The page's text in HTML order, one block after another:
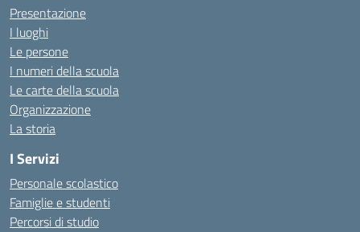
Presentazione
I luoghi
Le persone
I numeri della scuola
Le carte della scuola
Organizzazione
La storia
I Servizi
Personale scolastico
Famiglie e studenti
Percorsi di studio